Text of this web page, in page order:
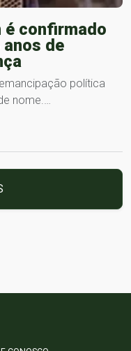
é confirmado
de
política
nome.…